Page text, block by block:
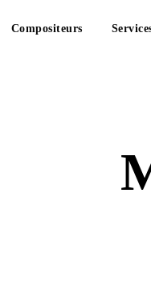
Compositeurs